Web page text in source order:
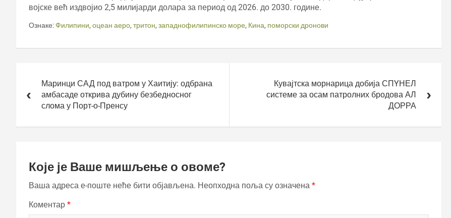
војске већ издвојио 2,5 милијарди долара за период од 2026. до 2030. године.
Ознаке:Филипини, оцеан аеро, тритон, западнофилипинско море, Кина, поморски дронови
чланкаМаринци САД под ватром у Хаитију: одбрана
амбасаде открива дубину безбедносног
слома у Порт-о-Пренсу
Кувајтска морнарица добија СПYНЕЛ
системе за осам патролних бродова АЛ
ДОРРА
Које је Ваше мишљење о овоме?
Ваша адреса е-поште неће бити објављена. Неопходна поља су означена *
Коментар *